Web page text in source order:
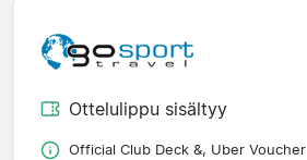
Ottelulippu sisältyy
Official Club Deck &, Uber Voucher